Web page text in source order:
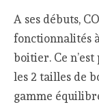
A ses débuts,
fonctionnalités
boitier. Ce
les 2 tailles de
gamme